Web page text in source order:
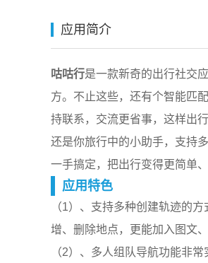
应用简介
咕咕行是一款新奇的出行社交
方。不止这些，还有个智能匹
持联系，交流更省事，这样出
还是你旅行中的小助手，支持
一手搞定，把出行变得更简单
应用特色
（1）、支持多种创建轨迹的
增、删除地点，更能加入图文
（2）、多人组队导航功能非